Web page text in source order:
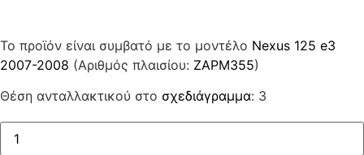
Το προϊόν είναι συμβατό με το μοντέλο Nexus 125 e3
2007-2008 (Αριθμός πλαισίου: ZAPM355)
Θέση ανταλλακτικού στο σχεδιάγραμμα: 3
ΜΠΡΑΤΣΟ
ΚΙΝΗΤΗΡΑ